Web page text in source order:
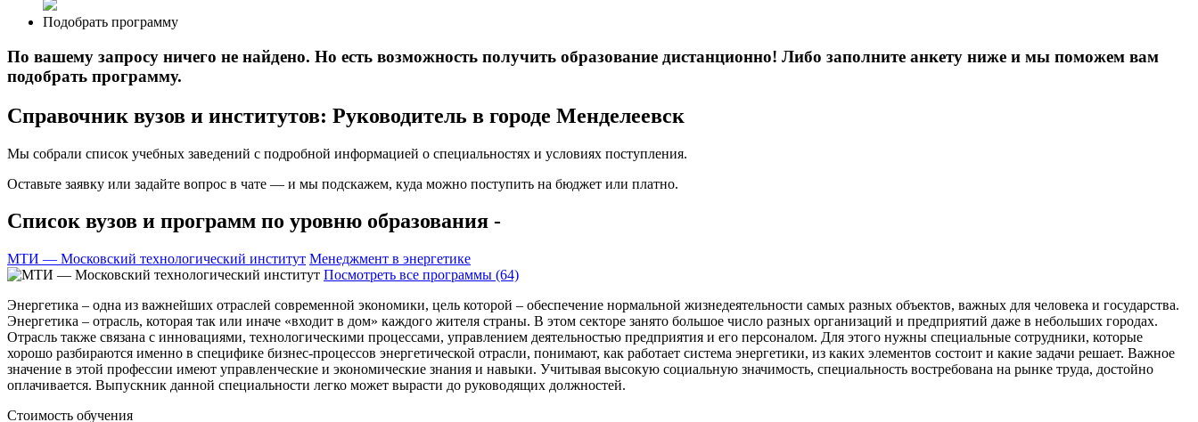
Подобрать программу
По вашему запросу ничего не найдено. Но есть возможность получить образование дистанционно! Либо заполните анкету ниже и мы поможем вам
подобрать программу.
Справочник вузов и институтов: Руководитель в городе Менделеевск
Мы собрали список учебных заведений с подробной информацией о специальностях и условиях поступления.
Оставьте заявку или задайте вопрос в чате — и мы подскажем, куда можно поступить на бюджет или платно.
Список вузов и программ по уровню образования -
МТИ — Московский технологический институт Менеджмент в энергетике
Посмотреть все программы (64)
Энергетика – одна из важнейших отраслей современной экономики, цель которой – обеспечение нормальной жизнедеятельности самых разных объектов, важных для человека и государства.
Энергетика – отрасль, которая так или иначе «входит в дом» каждого жителя страны. В этом секторе занято большое число разных организаций и предприятий даже в небольших городах.
Отрасль также связана с инновациями, технологическими процессами, управлением деятельностью предприятия и его персоналом. Для этого нужны специальные сотрудники, которые
хорошо разбираются именно в специфике бизнес-процессов энергетической отрасли, понимают, как работает система энергетики, из каких элементов состоит и какие задачи решает. Важное
значение в этой профессии имеют управленческие и экономические знания и навыки. Учитывая высокую социальную значимость, специальность востребована на рынке труда, достойно
оплачивается. Выпускник данной специальности легко может вырасти до руководящих должностей.
Стоимость обучения